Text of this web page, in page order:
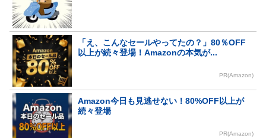
「え、こんなセールやってたの？」80％OFF
以上が続々登場！Amazonの本気が...
PR(Amazon)
Amazon今日も見逃せない！80%OFF以上が
続々登場
PR(Amazon)